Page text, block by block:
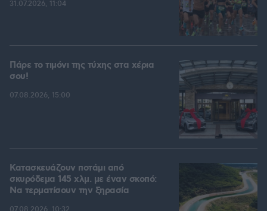
31.07.2026, 11:04
Πάρε το τιμόνι της τύχης στα χέρια
σου!
07.08.2026, 15:00
Κατασκευάζουν ποτάμι από
σκυρόδεμα 145 χλμ. με έναν σκοπό:
Να τερματίσουν την ξηρασία